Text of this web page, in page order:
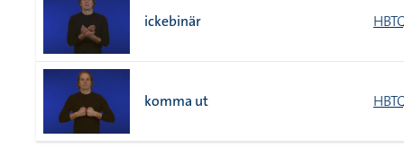
ickebinär
komma ut